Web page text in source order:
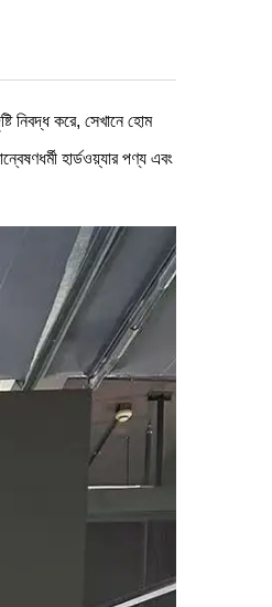
নিবদ্ধ করে, সেখানে হোম
হার্ডওয়্যার পণ্য এবং